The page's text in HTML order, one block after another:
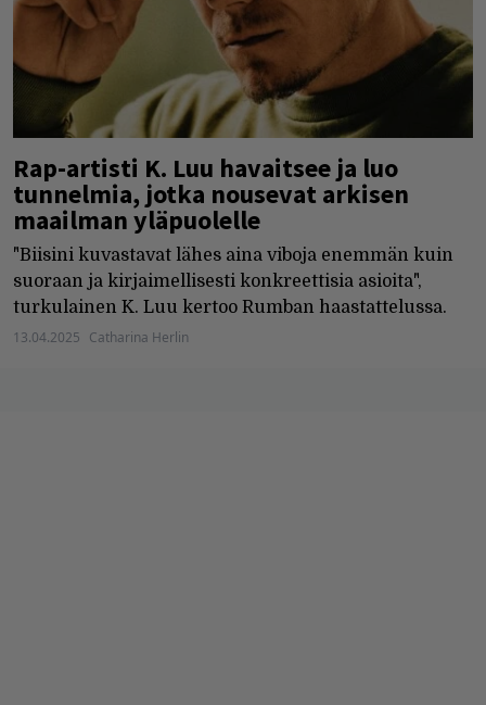
Rap-artisti K. Luu havaitsee ja luo
tunnelmia, jotka nousevat arkisen
maailman yläpuolelle
"Biisini kuvastavat lähes aina viboja enemmän kuin
suoraan ja kirjaimellisesti konkreettisia asioita",
turkulainen K. Luu kertoo Rumban haastattelussa.
13.04.2025 Catharina Herlin